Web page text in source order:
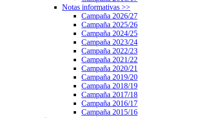
Notas informativas >>
Campaña 2026/27
Campaña 2025/26
Campaña 2024/25
Campaña 2023/24
Campaña 2022/23
Campaña 2021/22
Campaña 2020/21
Campaña 2019/20
Campaña 2018/19
Campaña 2017/18
Campaña 2016/17
Campaña 2015/16